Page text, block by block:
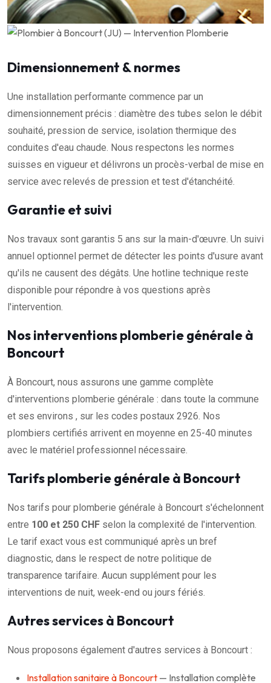
Dimensionnement & normes
Une installation performante commence par un
dimensionnement précis : diamètre des tubes selon le débit
souhaité, pression de service, isolation thermique des
conduites d'eau chaude. Nous respectons les normes
suisses en vigueur et délivrons un procès-verbal de mise en
service avec relevés de pression et test d'étanchéité.
Garantie et suivi
Nos travaux sont garantis 5 ans sur la main-d'œuvre. Un suivi
annuel optionnel permet de détecter les points d'usure avant
qu'ils ne causent des dégâts. Une hotline technique reste
disponible pour répondre à vos questions après
l'intervention.
Nos interventions plomberie générale à
Boncourt
À Boncourt, nous assurons une gamme complète
d'interventions plomberie générale : dans toute la commune
et ses environs , sur les codes postaux 2926. Nos
plombiers certifiés arrivent en moyenne en 25-40 minutes
avec le matériel professionnel nécessaire.
Tarifs plomberie générale à Boncourt
Nos tarifs pour plomberie générale à Boncourt s'échelonnent
entre 100 et 250 CHF selon la complexité de l'intervention.
Le tarif exact vous est communiqué après un bref
diagnostic, dans le respect de notre politique de
transparence tarifaire. Aucun supplément pour les
interventions de nuit, week-end ou jours fériés.
Autres services à Boncourt
Nous proposons également d'autres services à Boncourt :
Installation sanitaire à Boncourt — Installation complète